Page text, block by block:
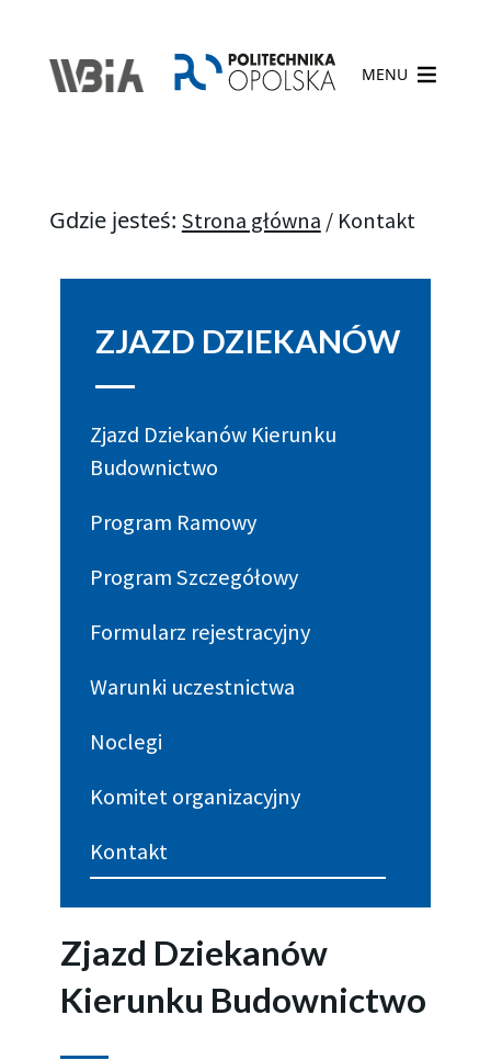
MENU
Gdzie jesteś: Strona główna / Kontakt
ZJAZD DZIEKANÓW
Zjazd Dziekanów Kierunku
Budownictwo
Program Ramowy
Program Szczegółowy
Formularz rejestracyjny
Warunki uczestnictwa
Noclegi
Komitet organizacyjny
Kontakt
Zjazd Dziekanów
Kierunku Budownictwo